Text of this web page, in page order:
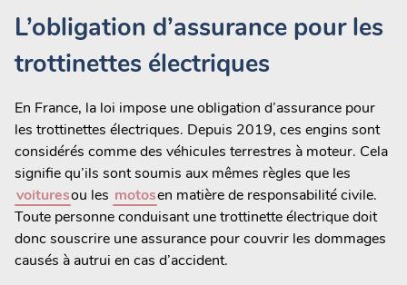
L’obligation d’assurance pour les
trottinettes électriques
En France, la loi impose une obligation d’assurance pour
les trottinettes électriques. Depuis 2019, ces engins sont
considérés comme des véhicules terrestres à moteur. Cela
signifie qu’ils sont soumis aux mêmes règles que les
voituresou les motosen matière de responsabilité civile.
Toute personne conduisant une trottinette électrique doit
donc souscrire une assurance pour couvrir les dommages
causés à autrui en cas d’accident.